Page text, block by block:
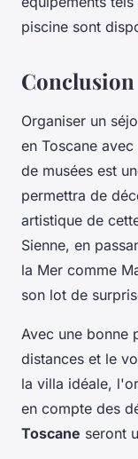
piscine sont
Conclusion
Organiser un
en Toscane
de musées est
permettra de
artistique de
Sienne, en
la Mer comme
son lot de
Avec une bonne
distances et le
la villa idéale,
en compte des
Toscane seront